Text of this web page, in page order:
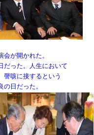
が開かれた。
だった。人生において
謦咳に接するという
日だった。